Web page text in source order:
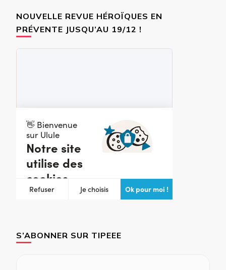
NOUVELLE REVUE HÉROÏQUES EN
PRÉVENTE JUSQU’AU 19/12 !
S’ABONNER SUR TIPEEE